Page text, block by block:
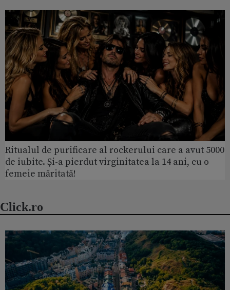
Ritualul de purificare al rockerului care a avut 5000
de iubite. Și-a pierdut virginitatea la 14 ani, cu o
femeie măritată!
Click.ro